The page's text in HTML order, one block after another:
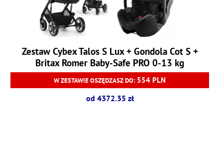
Zestaw Cybex Talos S Lux + Gondola Cot S +
Britax Romer Baby-Safe PRO 0-13 kg
W ZESTAWIE OSZĘDZASZ DO: 554 PLN
od 4372.35 zł